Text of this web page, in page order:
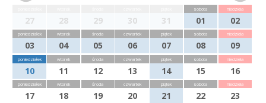
27 28 29 30 31
sobota
01
niedziela
02
poniedziałek
03
wtorek
04
środa
05
czwartek
06
piątek
07
sobota
08
niedziela
09
poniedziałek
10
wtorek
11
środa
12
czwartek
13
piątek
14
sobota
15
niedziela
16
poniedziałek
17
wtorek
18
środa
19
czwartek
20
piątek
21
sobota
22
niedziela
23